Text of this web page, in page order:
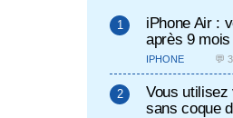
iPhone Air :
après 9
IPHONE 💬
Vous utilisez
sans coque